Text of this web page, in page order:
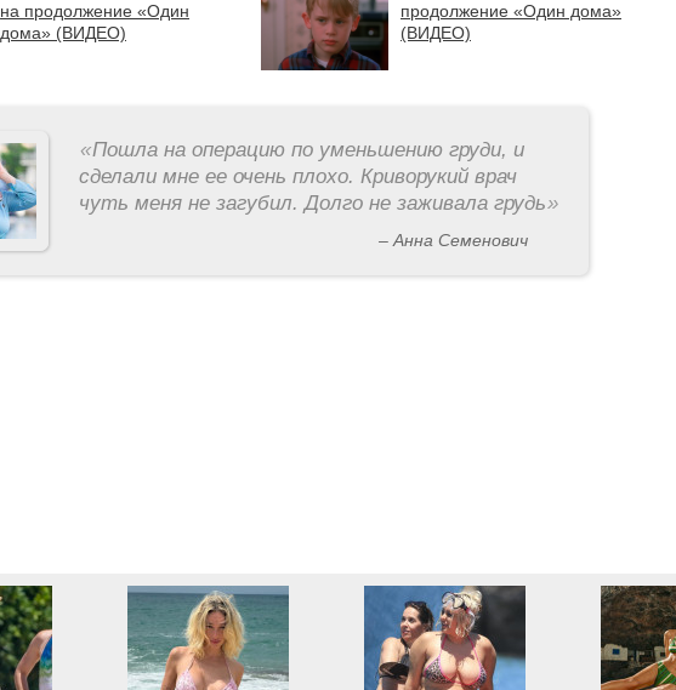
на продолжение «Один
дома» (ВИДЕО)
продолжение «Один дома»
(ВИДЕО)
«Пошла на операцию по уменьшению груди, и
сделали мне ее очень плохо. Криворукий врач
чуть меня не загубил. Долго не заживала грудь»
– Анна Семенович